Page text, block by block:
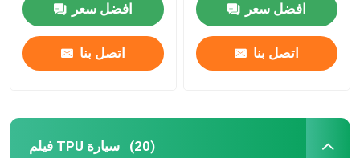
افضل سعر
اتصل بنا
التفاف فيلم التفاف
افضل سعر
اتصل بنا
فيلم TPU سيارة (20)